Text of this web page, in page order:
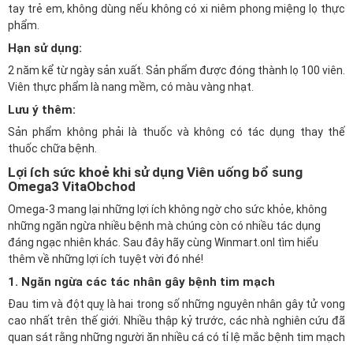
tay trẻ em, không dùng nếu không có xi niêm phong miệng lọ thực
phẩm.
Hạn sử dụng:
2 năm kể từ ngày sản xuất. Sản phẩm được đóng thành lọ 100 viên.
Viên thực phẩm là nang mềm, có màu vàng nhạt.
Lưu ý thêm:
Sản phẩm không phải là thuốc và không có tác dụng thay thế
thuốc chữa bệnh.
Lợi ích sức khoẻ khi sử dụng Viên uống bổ sung
Omega3 VitaObchod
Omega-3 mang lại những lợi ích không ngờ cho sức khỏe, không
những ngăn ngừa nhiều bệnh mà chúng còn có nhiều tác dụng
đáng ngạc nhiên khác. Sau đây hãy cùng Winmart.onl tìm hiểu
thêm về những lợi ích tuyệt vời đó nhé!
1. Ngăn ngừa các tác nhân gây bệnh tim mạch
Đau tim và đột quỵ là hai trong số những nguyên nhân gây tử vong
cao nhất trên thế giới. Nhiều thập kỷ trước, các nhà nghiên cứu đã
quan sát rằng những người ăn nhiều cá có tỉ lệ mắc bệnh tim mạch